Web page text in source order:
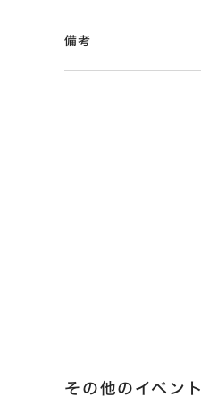
備考
その他のイベント